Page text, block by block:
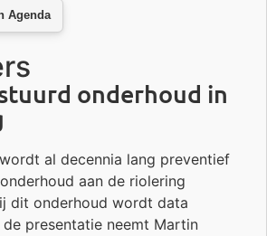
onderhoud in
al decennia lang preventief
aan de riolering
dit onderhoud wordt data
presentatie neemt Martin